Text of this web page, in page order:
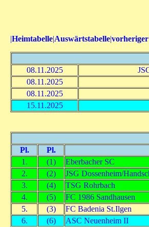
|Heimtabelle|Auswärtstabelle|
08.11.2025
08.11.2025
08.11.2025
15.11.2025
Pl.
Pl.
1.
(1) Eberbacher SC
2.
(2) JSG Dossenheim/
3.
(4) TSG Rohrbach
4.
(5) FC 1986 Sandhausen
5.
(3) FC Badenia St.Ilgen
6.
(6) ASC Neuenheim II